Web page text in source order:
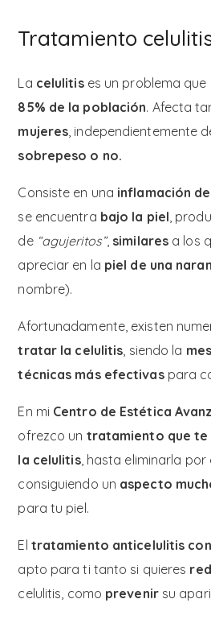
Tratamiento
La celulitises un problema que
85% de la población. Afecta
mujeres, independientemente
sobrepeso o no.
Consiste en una inflamación
se encuentra bajo la piel,
de “agujeritos”, similares a los
apreciar en la piel de una
nombre).
Afortunadamente, existen
tratar la celulitis, siendo la
técnicas más efectivaspara
En mi Centro de Estética
ofrezco un tratamiento que
la celulitis, hasta eliminarla por
consiguiendo un aspecto
para tu piel.
El tratamiento anticelulitis
apto para ti tanto si quieres
celulitis, como prevenirsu